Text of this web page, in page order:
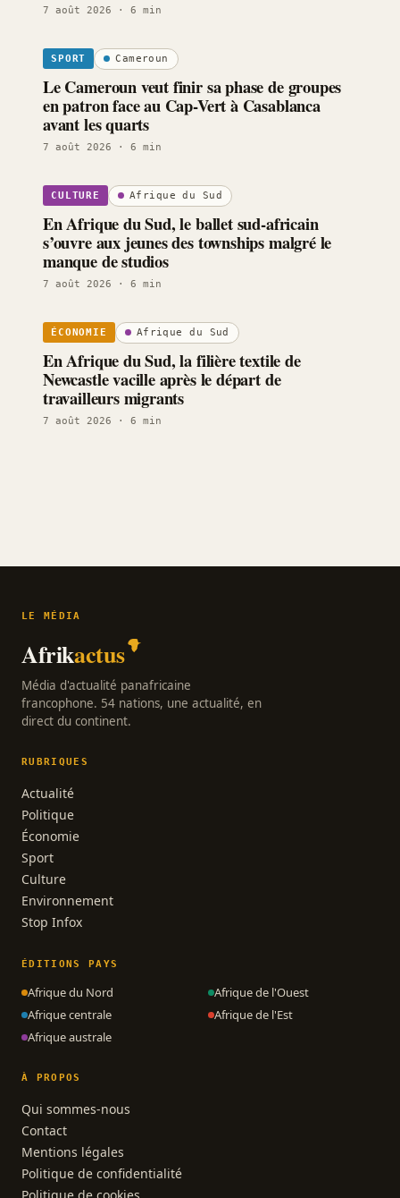
7 août 2026 · 6 min
SPORT Cameroun
Le Cameroun veut finir sa phase de groupes
en patron face au Cap-Vert à Casablanca
avant les quarts
7 août 2026 · 6 min
CULTURE Afrique du Sud
En Afrique du Sud, le ballet sud-africain
s’ouvre aux jeunes des townships malgré le
manque de studios
7 août 2026 · 6 min
ÉCONOMIE Afrique du Sud
En Afrique du Sud, la filière textile de
Newcastle vacille après le départ de
travailleurs migrants
7 août 2026 · 6 min
LE MÉDIA
Afrikactus
Média d'actualité panafricaine
francophone. 54 nations, une actualité, en
direct du continent.
RUBRIQUES
Actualité
Politique
Économie
Sport
Culture
Environnement
Stop Infox
ÉDITIONS PAYS
Afrique du Nord
Afrique de l'Ouest
Afrique centrale
Afrique de l'Est
Afrique australe
À PROPOS
Qui sommes-nous
Contact
Mentions légales
Politique de confidentialité